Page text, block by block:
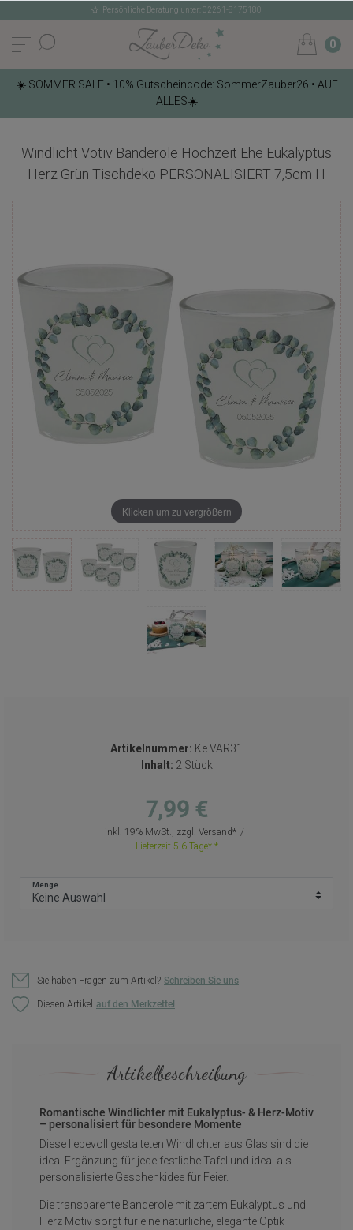
Persönliche Beratung unter: 02261-8175180
0
☀️ SOMMER SALE • 10% Gutscheincode: SommerZauber26 • AUF
ALLES☀️
Windlicht Votiv Banderole Hochzeit Ehe Eukalyptus
Herz Grün Tischdeko PERSONALISIERT 7,5cm H
Klicken um zu vergrößern
Artikelnummer: Ke VAR31
Inhalt: 2 Stück
7,99 €
inkl. 19% MwSt., zzgl. Versand
Lieferzeit 5-6 Tage*
Menge
Sie haben Fragen zum Artikel? Schreiben Sie uns
Diesen Artikel
Artikelbeschreibung
Romantische Windlichter mit Eukalyptus- & Herz-Motiv
– personalisiert für besondere Momente
Diese liebevoll gestalteten Windlichter aus Glas sind die
ideal Ergänzung für jede festliche Tafel und ideal als
personalisierte Geschenkidee für Feier.
Die transparente Banderole mit zartem Eukalyptus und
Herz Motiv sorgt für eine natürliche, elegante Optik –